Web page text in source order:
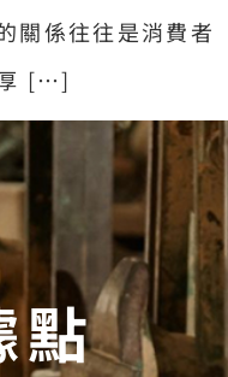
關係往往是消費者
厚 […]
點